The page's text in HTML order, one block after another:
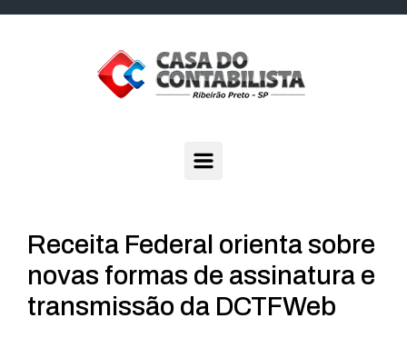
Receita Federal orienta sobre
novas formas de assinatura e
transmissão da DCTFWeb